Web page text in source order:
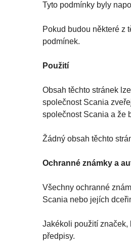
Tyto podmínky byly
Pokud budou některé z
podmínek.
Použití
Obsah těchto stránek
společnost Scania
společnost Scania a že
Žádný obsah těchto
Ochranné známky a
Všechny ochranné
Scania nebo jejích
Jakékoli použití značek,
předpisy.